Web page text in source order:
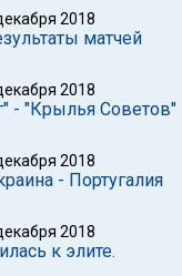
2018
матчей
2018
- "Крылья Советов"
2018
- Португалия
2018
к элите.